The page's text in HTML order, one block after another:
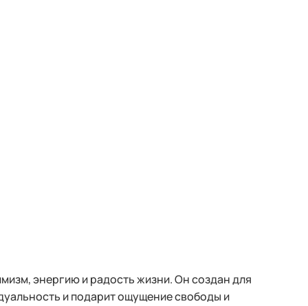
энергию и радость жизни. Он создан для
и подарит ощущение свободы и